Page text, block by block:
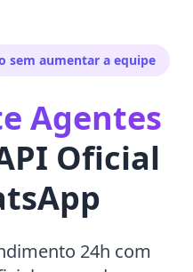
sem aumentar a equipe
Agentes
Oficial
24h com